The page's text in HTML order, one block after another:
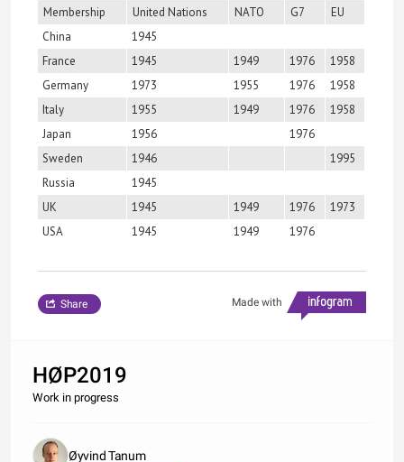
Membership United Nations NATO G7
EU
China
1945
France
1945 1949 1976
1958
Germany
1973 1955 1976
1958
Italy
1955 1949 1976
1958
Japan
1956
1976
Sweden
1946
1995
Russia
1945
UK
1945 1949 1976
1973
USA
1945 1949 1976
Made with
Share
HØP2019
Work in progress
Øyvind Tanum